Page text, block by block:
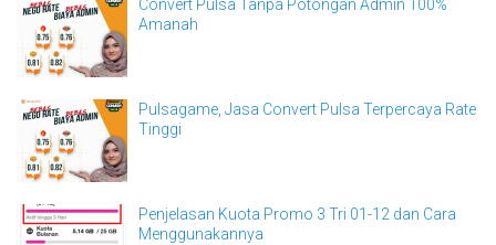
Convert Pulsa Tanpa Potongan Admin 100%
Amanah
Pulsagame, Jasa Convert Pulsa Terpercaya Rate
Tinggi
Penjelasan Kuota Promo 3 Tri 01-12 dan Cara
Menggunakannya